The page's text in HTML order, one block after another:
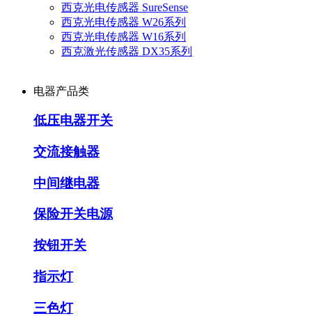
西克光电传感器 SureSense
西克光电传感器 W26系列
西克光电传感器 W16系列
西克激光传感器 DX35系列
电器产品类
低压电器开关
交流接触器
中间继电器
保险开关电源
按钮开关
指示灯
三色灯